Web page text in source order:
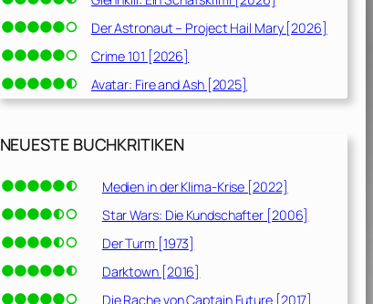
Der Astronaut – Project Hail Mary [2026]
Crime 101 [2026]
Avatar: Fire and Ash [2025]
NEUESTE BUCHKRITIKEN
Medien in der Klima-Krise [2022]
Star Wars: Die Kundschafter [2006]
Der Turm [1973]
Darktown [2016]
Die Rache von Captain Future [2017]